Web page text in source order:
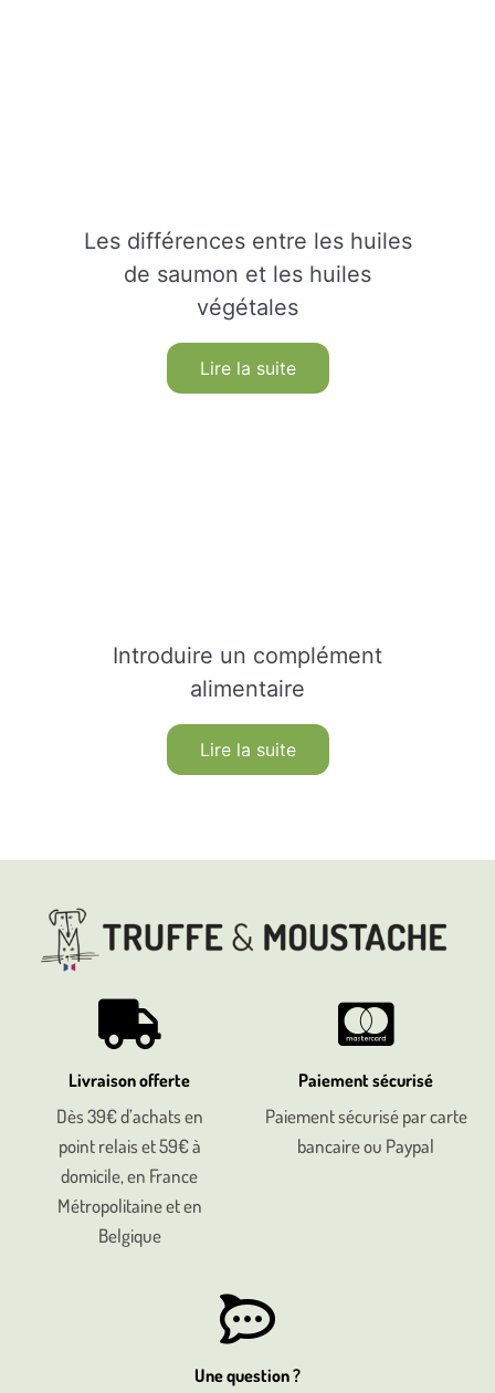
Les différences entre les huiles
de saumon et les huiles
végétales
Lire la suite
Introduire un complément
alimentaire
Lire la suite
Livraison offerte
Dès 39€ d’achats en
point relais et 59€ à
domicile, en France
Métropolitaine et en
Belgique
Paiement sécurisé
Paiement sécurisé par carte
bancaire ou Paypal
Une question ?